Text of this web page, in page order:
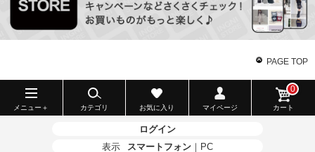
PAGE TOP
メニュー＋ カテゴリ お気に入り マイページ カート
0
ログイン
表示
スマートフォン ｜ PC